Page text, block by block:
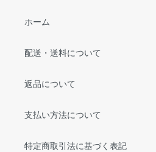
ホーム
配送・送料について
返品について
支払い方法について
特定商取引法に基づく表記